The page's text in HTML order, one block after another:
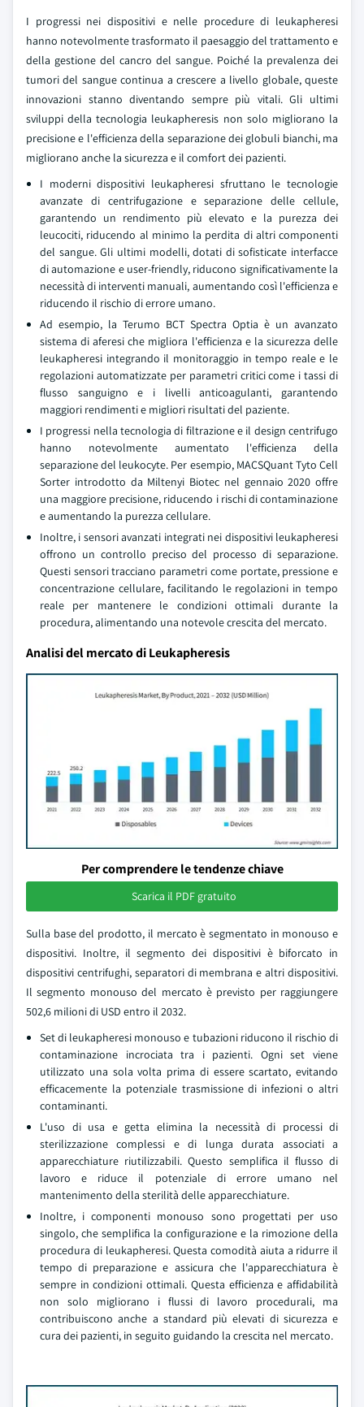
I progressi nei dispositivi e nelle procedure di leukapheresi
hanno notevolmente trasformato il paesaggio del trattamento e
della gestione del cancro del sangue. Poiché la prevalenza dei
tumori del sangue continua a crescere a livello globale, queste
innovazioni stanno diventando sempre più vitali. Gli ultimi
sviluppi della tecnologia leukapheresis non solo migliorano la
precisione e l'efficienza della separazione dei globuli bianchi, ma
migliorano anche la sicurezza e il comfort dei pazienti.
I moderni dispositivi leukapheresi sfruttano le tecnologie
avanzate di centrifugazione e separazione delle cellule,
garantendo un rendimento più elevato e la purezza dei
leucociti, riducendo al minimo la perdita di altri componenti
del sangue. Gli ultimi modelli, dotati di sofisticate interfacce
di automazione e user-friendly, riducono significativamente la
necessità di interventi manuali, aumentando così l'efficienza e
riducendo il rischio di errore umano.
Ad esempio, la Terumo BCT Spectra Optia è un avanzato
sistema di aferesi che migliora l'efficienza e la sicurezza delle
leukapheresi integrando il monitoraggio in tempo reale e le
regolazioni automatizzate per parametri critici come i tassi di
flusso sanguigno e i livelli anticoagulanti, garantendo
maggiori rendimenti e migliori risultati del paziente.
I progressi nella tecnologia di filtrazione e il design centrifugo
hanno notevolmente aumentato l'efficienza della
separazione del leukocyte. Per esempio, MACSQuant Tyto Cell
Sorter introdotto da Miltenyi Biotec nel gennaio 2020 offre
una maggiore precisione, riducendo i rischi di contaminazione
e aumentando la purezza cellulare.
Inoltre, i sensori avanzati integrati nei dispositivi leukapheresi
offrono un controllo preciso del processo di separazione.
Questi sensori tracciano parametri come portate, pressione e
concentrazione cellulare, facilitando le regolazioni in tempo
reale per mantenere le condizioni ottimali durante la
procedura, alimentando una notevole crescita del mercato.
Analisi del mercato di Leukapheresis
Per comprendere le tendenze chiave
Scarica il PDF gratuito
Sulla base del prodotto, il mercato è segmentato in monouso e
dispositivi. Inoltre, il segmento dei dispositivi è biforcato in
dispositivi centrifughi, separatori di membrana e altri dispositivi.
Il segmento monouso del mercato è previsto per raggiungere
502,6 milioni di USD entro il 2032.
Set di leukapheresi monouso e tubazioni riducono il rischio di
contaminazione incrociata tra i pazienti. Ogni set viene
utilizzato una sola volta prima di essere scartato, evitando
efficacemente la potenziale trasmissione di infezioni o altri
contaminanti.
L'uso di usa e getta elimina la necessità di processi di
sterilizzazione complessi e di lunga durata associati a
apparecchiature riutilizzabili. Questo semplifica il flusso di
lavoro e riduce il potenziale di errore umano nel
mantenimento della sterilità delle apparecchiature.
Inoltre, i componenti monouso sono progettati per uso
singolo, che semplifica la configurazione e la rimozione della
procedura di leukapheresi. Questa comodità aiuta a ridurre il
tempo di preparazione e assicura che l'apparecchiatura è
sempre in condizioni ottimali. Questa efficienza e affidabilità
non solo migliorano i flussi di lavoro procedurali, ma
contribuiscono anche a standard più elevati di sicurezza e
cura dei pazienti, in seguito guidando la crescita nel mercato.